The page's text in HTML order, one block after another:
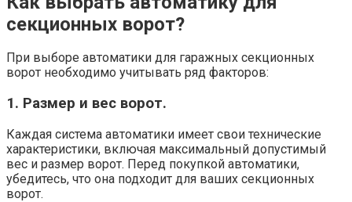
секционных ворот?
При выборе автоматики для гаражных секционных
ворот необходимо учитывать ряд факторов:
1. Размер и вес ворот.
Каждая система автоматики имеет свои технические
характеристики, включая максимальный допустимый
вес и размер ворот. Перед покупкой автоматики,
убедитесь, что она подходит для ваших секционных
ворот.